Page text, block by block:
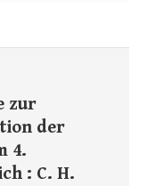
zur
der
4.
: C. H.